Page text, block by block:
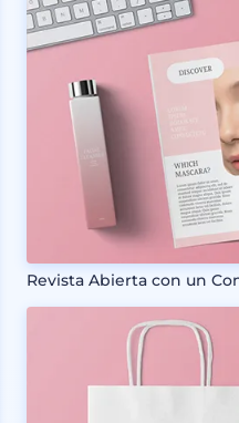
Revista Abierta con un